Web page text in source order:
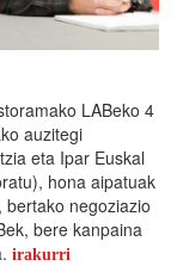
LABeko 4
auzitegi
eta Ipar Euskal
hona aipatuak
negoziazio
bere kanpaina
irakurri